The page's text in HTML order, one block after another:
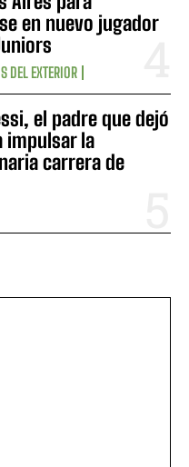
en nuevo jugador
DEL EXTERIOR
el padre que dejó
impulsar la
carrera de